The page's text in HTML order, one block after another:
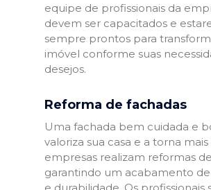
equipe de profissionais da
devem ser capacitados e
sempre prontos para
imóvel conforme suas
desejos.
Reforma de fachadas
Uma fachada bem cuidada e
valoriza sua casa e a torna mais
empresas realizam reformas
garantindo um acabamento
e durabilidade. Os profissionais